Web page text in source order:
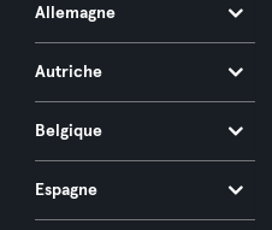
Allemagne
Autriche
Belgique
Espagne